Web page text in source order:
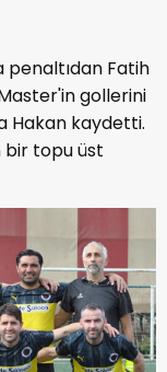
penaltıdan Fatih
gollerini
Hakan kaydetti.
bir topu üst